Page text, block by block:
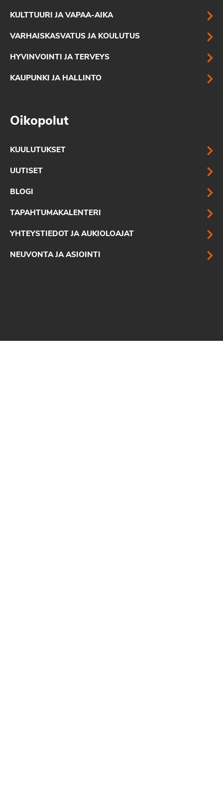
KULTTUURI JA VAPAA-AIKA
VARHAISKASVATUS JA KOULUTUS
HYVINVOINTI JA TERVEYS
KAUPUNKI JA HALLINTO
Oikopolut
KUULUTUKSET
UUTISET
BLOGI
TAPAHTUMAKALENTERI
YHTEYSTIEDOT JA AUKIOLOAJAT
NEUVONTA JA ASIOINTI